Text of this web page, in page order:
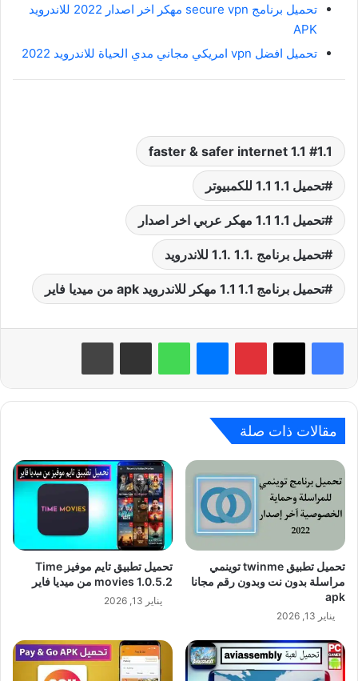
تحميل برنامج secure vpn مهكر اخر اصدار 2022 للاندرويد
APK
تحميل افضل vpn امريكي مجاني مدي الحياة للاندرويد 2022
1.1 1.1 faster & safer internet
تحميل 1.1 1.1 للكمبيوتر
تحميل 1.1 1.1 مهكر عربي اخر اصدار
تحميل برنامج .1.1 .1.1 للاندرويد
تحميل برنامج 1.1 1.1 مهكر للاندرويد apk من ميديا فاير
بينتيريست واتساب
مقالات ذات صلة
تحميل تطبيق twinme توينمي
مراسلة بدون نت وبدون رقم مجانا
apk
يناير 13, 2026
تحميل تطبيق تايم موفيز Time
movies 1.0.5.2 من ميديا فاير
يناير 13, 2026